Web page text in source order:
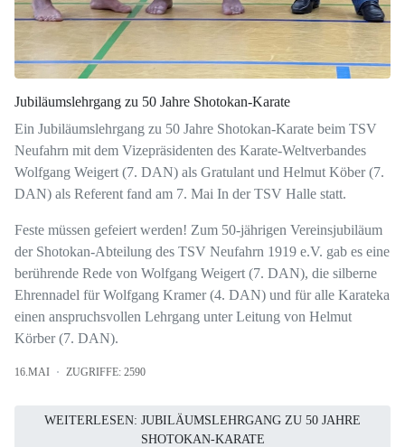
Jubiläumslehrgang zu 50 Jahre Shotokan-Karate
Ein Jubiläumslehrgang zu 50 Jahre Shotokan-Karate beim TSV
Neufahrn mit dem Vizepräsidenten des Karate-Weltverbandes
Wolfgang Weigert (7. DAN) als Gratulant und Helmut Köber (7.
DAN) als Referent fand am 7. Mai In der TSV Halle statt.
Feste müssen gefeiert werden! Zum 50-jährigen Vereinsjubiläum
der Shotokan-Abteilung des TSV Neufahrn 1919 e.V. gab es eine
berührende Rede von Wolfgang Weigert (7. DAN), die silberne
Ehrennadel für Wolfgang Kramer (4. DAN) und für alle Karateka
einen anspruchsvollen Lehrgang unter Leitung von Helmut
Körber (7. DAN).
16.MAI ZUGRIFFE: 2590
WEITERLESEN: JUBILÄUMSLEHRGANG ZU 50 JAHRE
SHOTOKAN-KARATE